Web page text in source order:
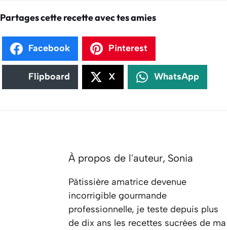
Partages cette recette avec tes amies
Facebook Pinterest
Flipboard X WhatsApp
À propos de l'auteur, Sonia
Pâtissière amatrice devenue
incorrigible gourmande
professionnelle, je teste depuis plus
de dix ans les recettes sucrées de ma